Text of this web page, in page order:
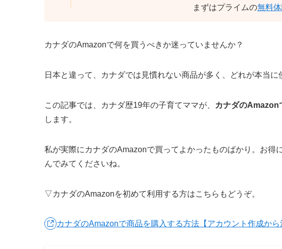
まずはプライムの無料
カナダのAmazonで何を買うべきか迷っていませんか？
日本と違って、カナダでは見慣れない商品が多く、どれが本当に
この記事では、カナダ歴19年の子育てママが、 カナダのAmazon
します。
私が実際にカナダのAmazonで買ってよかったものばかり。お得
んでみてくださいね。
▽カナダのAmazonを初めて利用する方はこちらもどうぞ。
カナダのAmazonで商品を購入する方法【アカウント作成か